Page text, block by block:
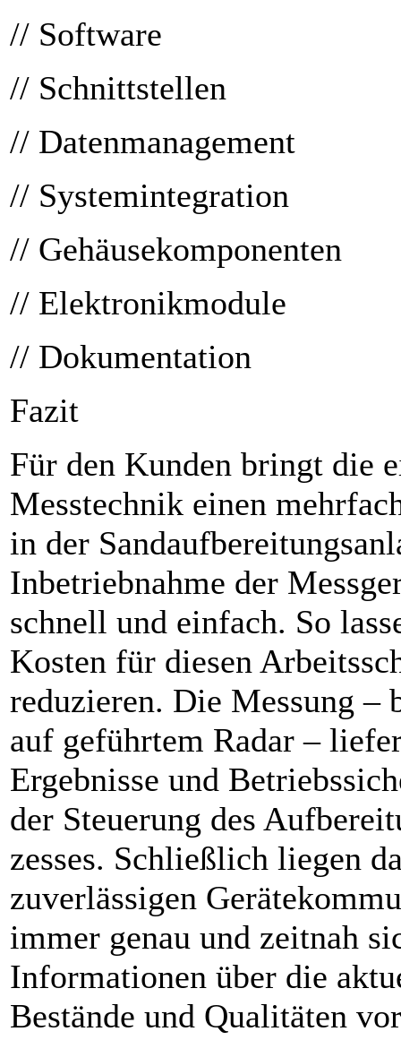
// Software
// Schnittstellen
// Datenmanagement
// Systemintegration
// Gehäusekomponenten
// Elektronikmodule
// Dokumentation
Fazit
Für den Kunden bringt die
Messtechnik einen
in der
Inbetrieb­nahme der
schnell und einfach. So
Kosten für diesen
reduzieren. Die Messung –
auf geführtem Radar –
Ergebnisse und
der Steuerung des
zesses. Schließlich liegen
zuverlässigen
immer genau und zeitnah
Informationen über die
Bestände und Qualitäten